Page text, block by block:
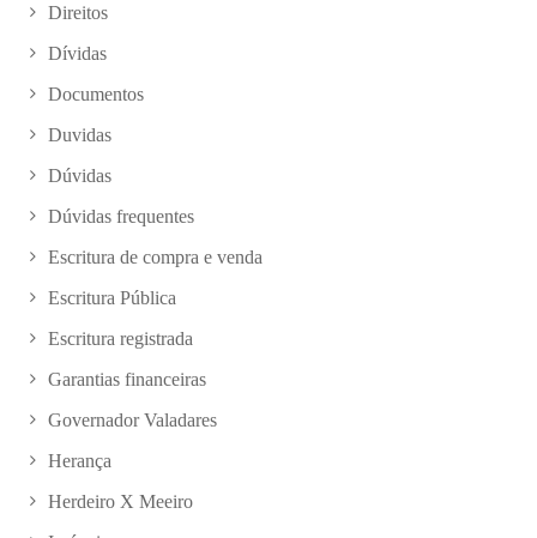
Direitos
Dívidas
Documentos
Duvidas
Dúvidas
Dúvidas frequentes
Escritura de compra e venda
Escritura Pública
Escritura registrada
Garantias financeiras
Governador Valadares
Herança
Herdeiro X Meeiro